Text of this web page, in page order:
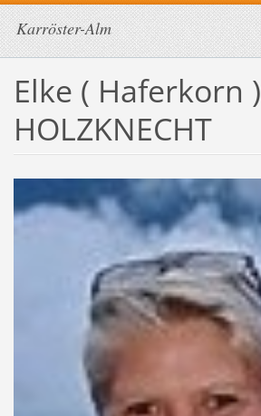
Karröster-Alm
Elke ( Haferkorn )
HOLZKNECHT